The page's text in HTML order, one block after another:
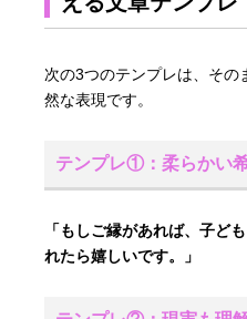
次の3つのテンプレは、その
然な表現です。
テンプレ①：柔らかい
「もしご縁があれば、子ど
れたら嬉しいです。」